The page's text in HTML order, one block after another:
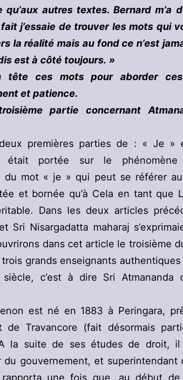
qu’aux autres textes. Bernard m’a
j’essaie de trouver les mots qui
la réalité mais au fond ce n’est
est à côté toujours. »
tête ces mots pour aborder
et patience.
partie concernant
premières parties de : « Je »
était portée sur le
du mot « je » qui peut se référer
et bornée qu’à Cela en tant que
Dans les deux articles
Sri Nisargadatta maharaj
dans cet article le troisième
grands enseignants authentiques
siècle, c’est à dire Sri Atmananda
est né en 1883 à Peringara,
de Travancore (fait désormais
la suite de ses études de droit, il
du gouvernement, et superintendant